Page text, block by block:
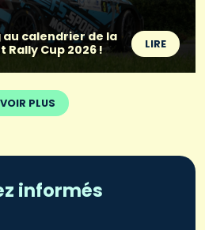
au calendrier de la
Cup 2026 !
LIRE
VOIR PLUS
informés